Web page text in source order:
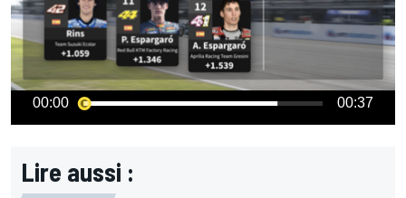
00:00 00:37
Lire aussi :